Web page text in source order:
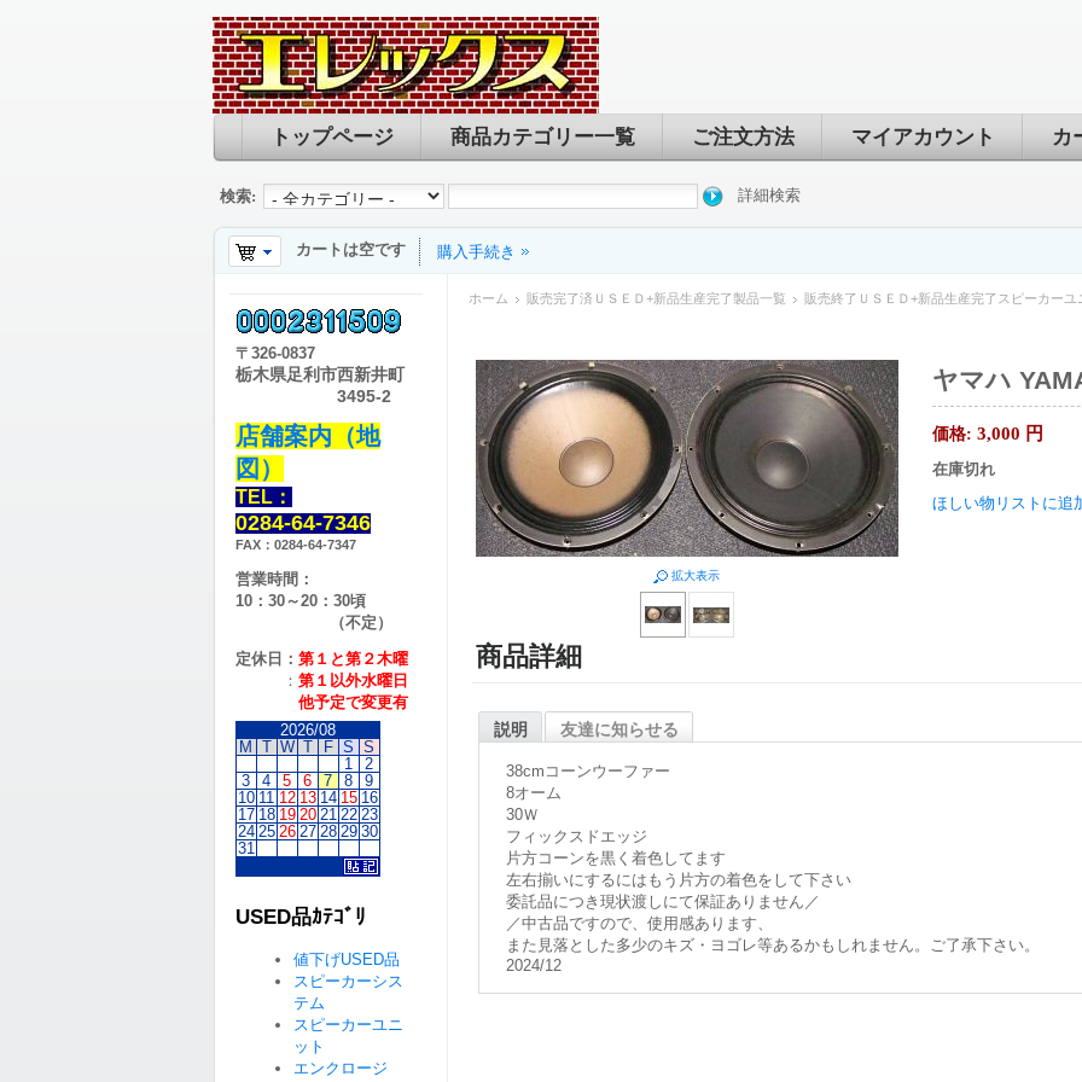
トップページ 商品カテゴリー一覧 ご注文方法 マイアカウント カ
検索: 詳細検索
カートは空です 購入手続き
ホーム 販売完了済ＵＳＥＤ+新品生産完了製品一覧 販売終了ＵＳＥＤ+新品生産完了スピーカーユ
拡大表示
ヤマハ
価格: 3,000 円
在庫切れ
ほしい物リストに追
商品詳細
説明 友達に知らせる
38cmコーンウーファー
8オーム
30Ｗ
フィックスドエッジ
片方コーンを黒く着色してます
左右揃いにするにはもう片方の着色をして下さい
委託品につき現状渡しにて保証ありません／
／中古品ですので、使用感あります、
また見落とした多少のキズ・ヨゴレ等あるかもしれません。ご了承下さい。
2024/12
〒 326-0837
栃木県足利市西新井町
3495-2
店舗案内（地
図）
TEL：
0284-64-7346
FAX：0284-64-7347
営業時間：
10：30～20：30頃
（不定）
定休日： 第１と第２木曜
： 第１以外水曜日
他予定で変更有
2026/08
M
T W T F S S
1
2
3
4 5 6 7 8
9
10 11 12 13 14 15 16
17 18 19 20 21 22 23
24 25 26 27 28 29 30
31
USED品ｶﾃｺﾞﾘ
値下げUSED品
スピーカーシス
テム
スピーカーユニ
ット
エンクロージ